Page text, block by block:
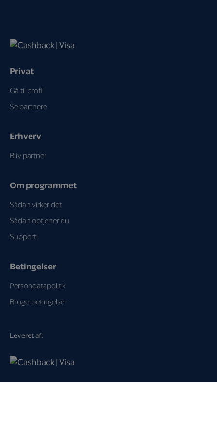
Leveret af:
Privat
Gå til profil
Se partnere
Erhverv
Bliv partner
Om programmet
Sådan virker det
Sådan optjener du
Support
Betingelser
Persondatapolitik
Brugerbetingelser